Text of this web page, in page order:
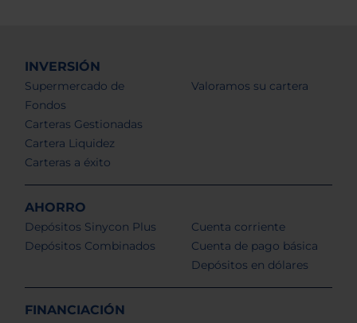
INVERSIÓN
Supermercado de
Fondos
Carteras Gestionadas
Cartera Liquidez
Carteras a éxito
Valoramos su cartera
AHORRO
Depósitos Sinycon Plus
Depósitos Combinados
Cuenta corriente
Cuenta de pago básica
Depósitos en dólares
FINANCIACIÓN